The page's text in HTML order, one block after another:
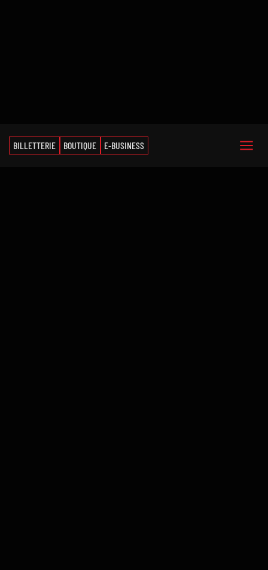
BILLETTERIE BOUTIQUE E-BUSINESS